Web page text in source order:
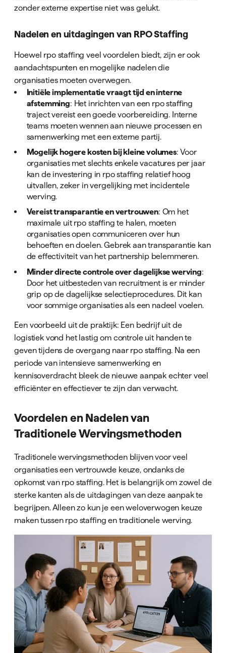
zonder externe expertise niet was gelukt.
Nadelen en uitdagingen van RPO Staffing
Hoewel rpo staffing veel voordelen biedt, zijn er ook
aandachtspunten en mogelijke nadelen die
organisaties moeten overwegen.
Initiële implementatie vraagt tijd en interne
afstemming: Het inrichten van een rpo staffing
traject vereist een goede voorbereiding. Interne
teams moeten wennen aan nieuwe processen en
samenwerking met een externe partij.
Mogelijk hogere kosten bij kleine volumes: Voor
organisaties met slechts enkele vacatures per jaar
kan de investering in rpo staffing relatief hoog
uitvallen, zeker in vergelijking met incidentele
werving.
Vereist transparantie en vertrouwen: Om het
maximale uit rpo staffing te halen, moeten
organisaties open communiceren over hun
behoeften en doelen. Gebrek aan transparantie kan
de effectiviteit van het partnership belemmeren.
Minder directe controle over dagelijkse werving:
Door het uitbesteden van recruitment is er minder
grip op de dagelijkse selectieprocedures. Dit kan
voor sommige organisaties als een nadeel voelen.
Een voorbeeld uit de praktijk: Een bedrijf uit de
logistiek vond het lastig om controle uit handen te
geven tijdens de overgang naar rpo staffing. Na een
periode van intensieve samenwerking en
kennisoverdracht bleek de nieuwe aanpak echter veel
efficiënter en effectiever te zijn dan verwacht.
Voordelen en Nadelen van
Traditionele Wervingsmethoden
Traditionele wervingsmethoden blijven voor veel
organisaties een vertrouwde keuze, ondanks de
opkomst van rpo staffing. Het is belangrijk om zowel de
sterke kanten als de uitdagingen van deze aanpak te
begrijpen. Alleen zo kun je een weloverwogen keuze
maken tussen rpo staffing en traditionele werving.